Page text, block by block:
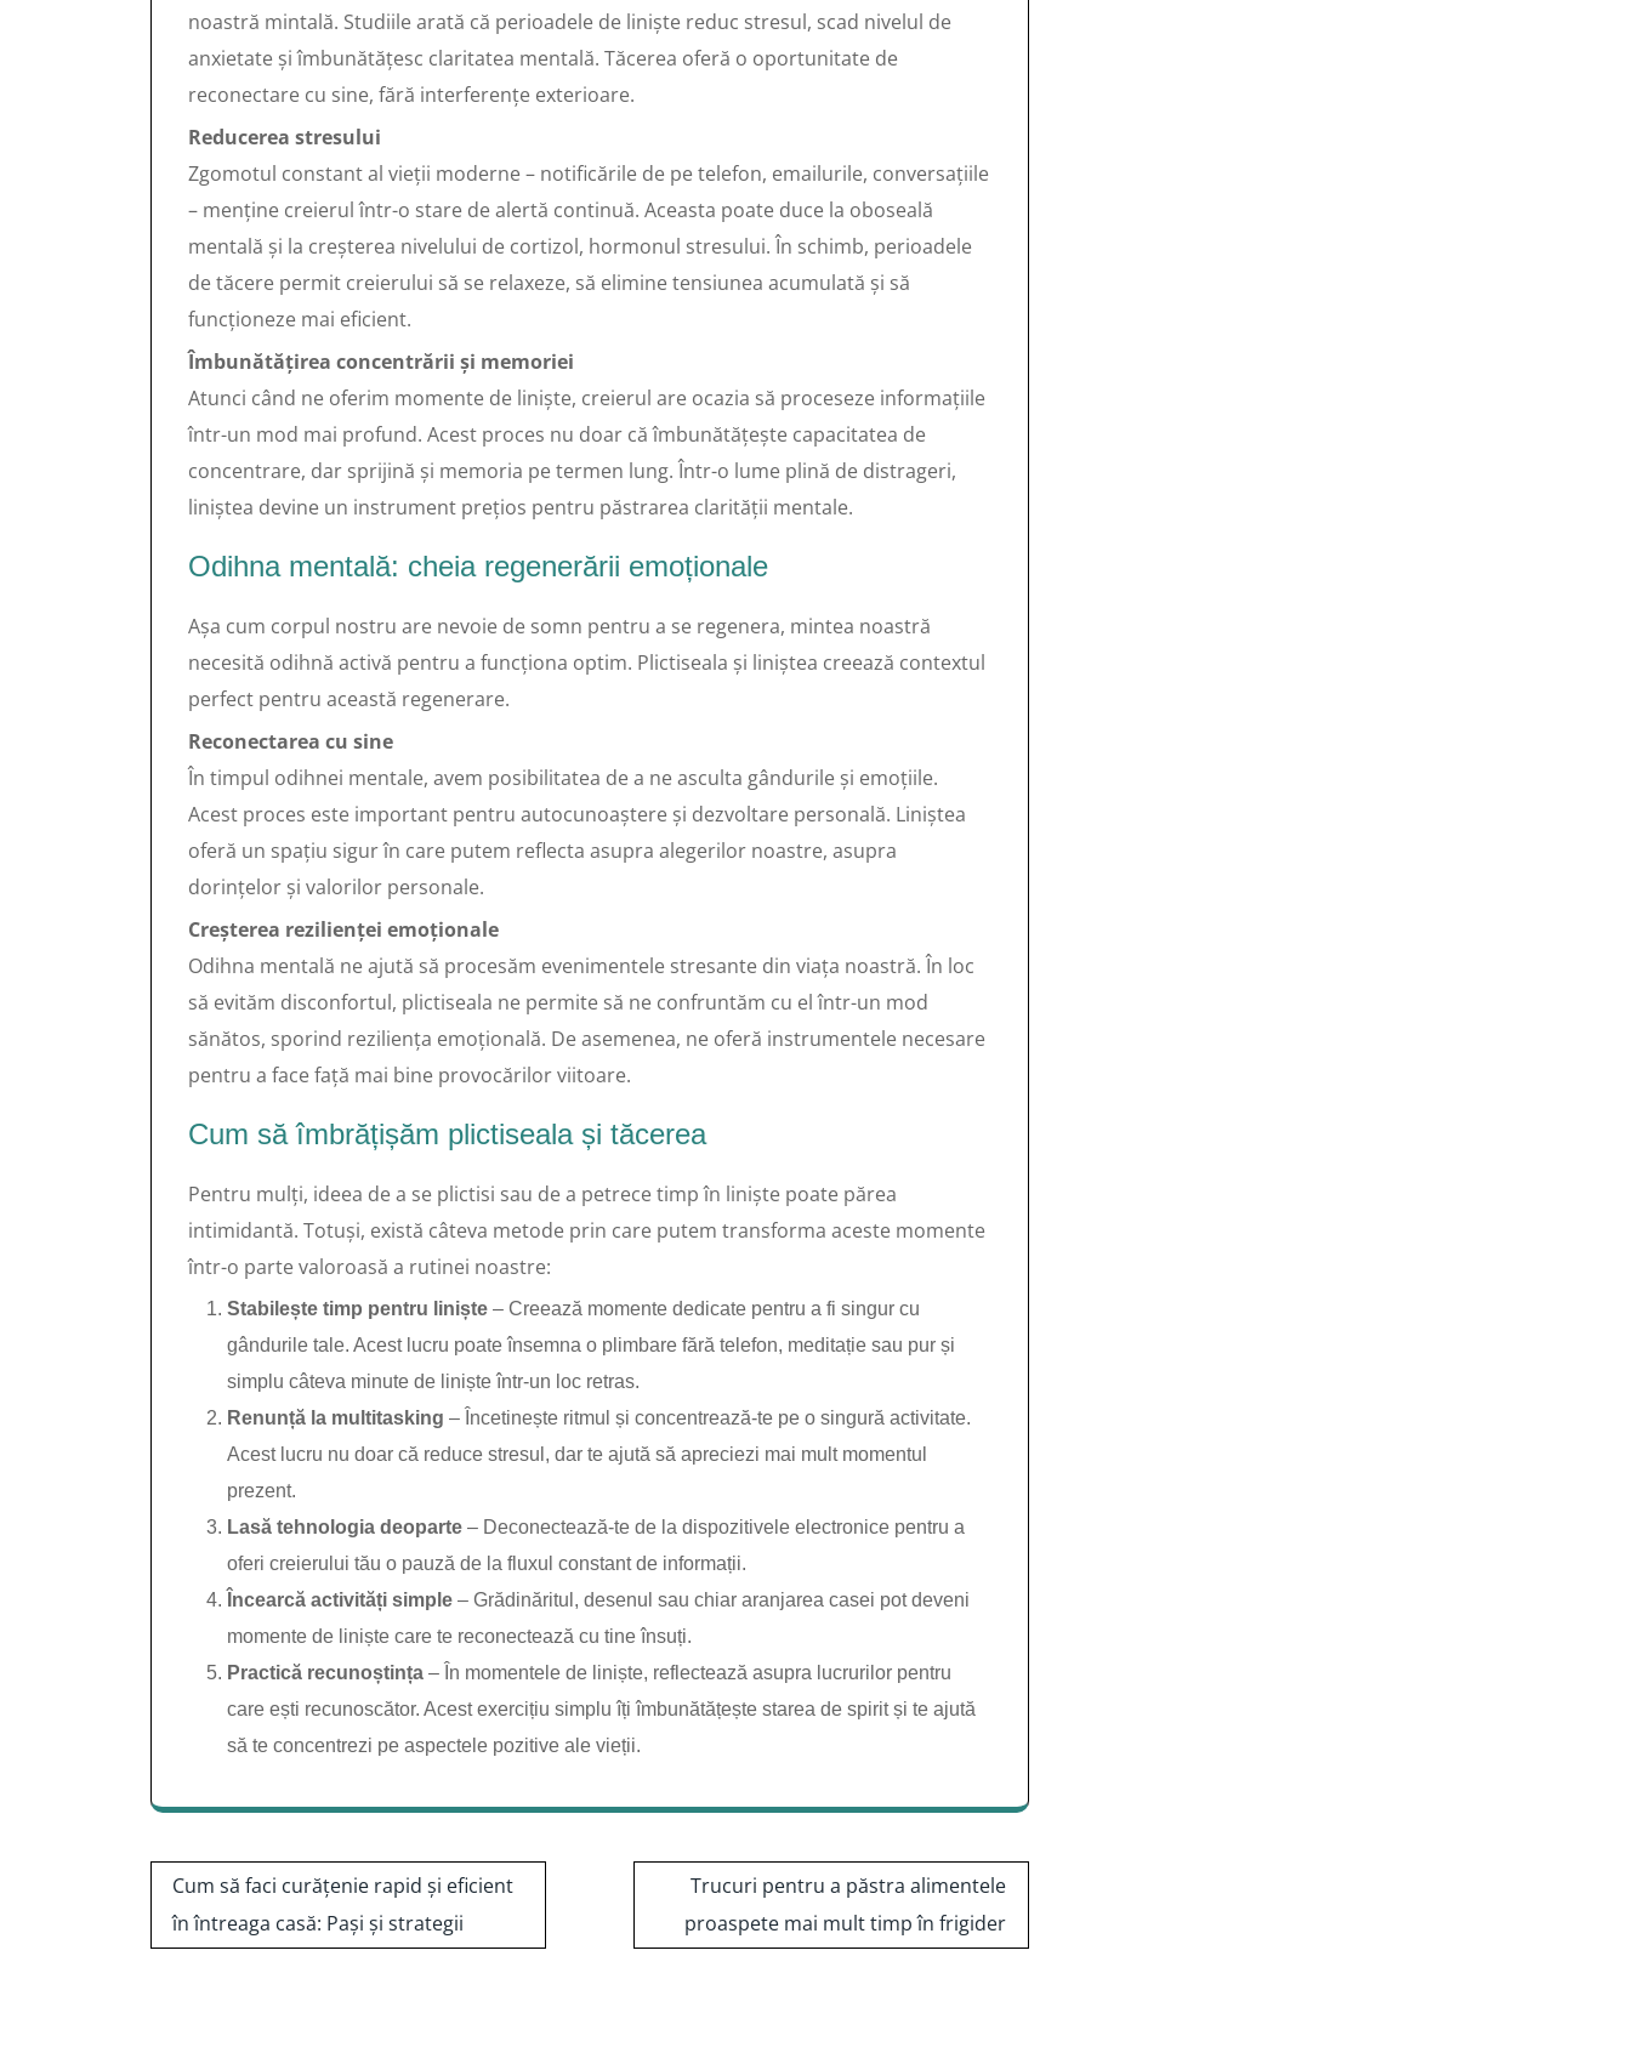
noastră mintală. Studiile arată că perioadele de liniște reduc stresul, scad nivelul de
anxietate și îmbunătățesc claritatea mentală. Tăcerea oferă o oportunitate de
reconectare cu sine, fără interferențe exterioare.
Reducerea stresului
Zgomotul constant al vieții moderne – notificările de pe telefon, emailurile, conversațiile
– menține creierul într-o stare de alertă continuă. Aceasta poate duce la oboseală
mentală și la creșterea nivelului de cortizol, hormonul stresului. În schimb, perioadele
de tăcere permit creierului să se relaxeze, să elimine tensiunea acumulată și să
funcționeze mai eficient.
Îmbunătățirea concentrării și memoriei
Atunci când ne oferim momente de liniște, creierul are ocazia să proceseze informațiile
într-un mod mai profund. Acest proces nu doar că îmbunătățește capacitatea de
concentrare, dar sprijină și memoria pe termen lung. Într-o lume plină de distrageri,
liniștea devine un instrument prețios pentru păstrarea clarității mentale.
Odihna mentală: cheia regenerării emoționale
Așa cum corpul nostru are nevoie de somn pentru a se regenera, mintea noastră
necesită odihnă activă pentru a funcționa optim. Plictiseala și liniștea creează contextul
perfect pentru această regenerare.
Reconectarea cu sine
În timpul odihnei mentale, avem posibilitatea de a ne asculta gândurile și emoțiile.
Acest proces este important pentru autocunoaștere și dezvoltare personală. Liniștea
oferă un spațiu sigur în care putem reflecta asupra alegerilor noastre, asupra
dorințelor și valorilor personale.
Creșterea rezilienței emoționale
Odihna mentală ne ajută să procesăm evenimentele stresante din viața noastră. În loc
să evităm disconfortul, plictiseala ne permite să ne confruntăm cu el într-un mod
sănătos, sporind reziliența emoțională. De asemenea, ne oferă instrumentele necesare
pentru a face față mai bine provocărilor viitoare.
Cum să îmbrățișăm plictiseala și tăcerea
Pentru mulți, ideea de a se plictisi sau de a petrece timp în liniște poate părea
intimidantă. Totuși, există câteva metode prin care putem transforma aceste momente
într-o parte valoroasă a rutinei noastre:
Stabilește timp pentru liniște – Creează momente dedicate pentru a fi singur cu
gândurile tale. Acest lucru poate însemna o plimbare fără telefon, meditație sau pur și
simplu câteva minute de liniște într-un loc retras.
Renunță la multitasking – Încetinește ritmul și concentrează-te pe o singură activitate.
Acest lucru nu doar că reduce stresul, dar te ajută să apreciezi mai mult momentul
prezent.
Lasă tehnologia deoparte – Deconectează-te de la dispozitivele electronice pentru a
oferi creierului tău o pauză de la fluxul constant de informații.
Încearcă activități simple – Grădinăritul, desenul sau chiar aranjarea casei pot deveni
momente de liniște care te reconectează cu tine însuți.
Practică recunoștința – În momentele de liniște, reflectează asupra lucrurilor pentru
care ești recunoscător. Acest exercițiu simplu îți îmbunătățește starea de spirit și te ajută
să te concentrezi pe aspectele pozitive ale vieții.
Navigare
în
Cum să faci curățenie rapid și eficient
în întreaga casă: Pași și strategii
Trucuri pentru a păstra alimentele
proaspete mai mult timp în frigider